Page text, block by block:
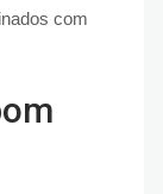
com